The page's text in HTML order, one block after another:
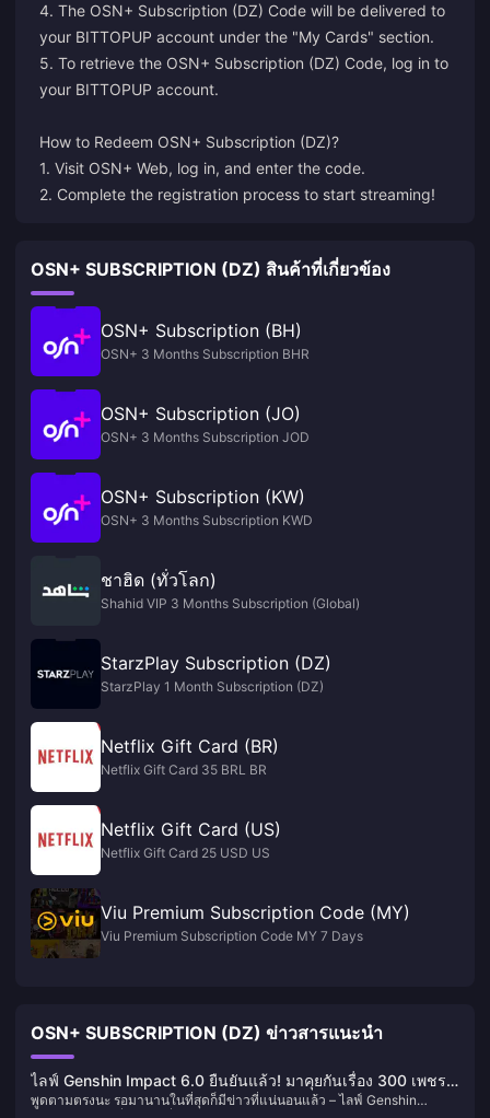
4. The OSN+ Subscription (DZ) Code will be delivered to
your BITTOPUP account under the "My Cards" section.
5. To retrieve the OSN+ Subscription (DZ) Code, log in to
your BITTOPUP account.
How to Redeem OSN+ Subscription (DZ)?
1. Visit OSN+ Web, log in, and enter the code.
2. Complete the registration process to start streaming!
OSN+ SUBSCRIPTION (DZ) สินค้าที่เกี่ยวข้อง
OSN+ Subscription (BH)
OSN+ 3 Months Subscription BHR
OSN+ Subscription (JO)
OSN+ 3 Months Subscription JOD
OSN+ Subscription (KW)
OSN+ 3 Months Subscription KWD
ชาฮิด (ทั่วโลก)
Shahid VIP 3 Months Subscription (Global)
StarzPlay Subscription (DZ)
StarzPlay 1 Month Subscription (DZ)
Netflix Gift Card (BR)
Netflix Gift Card 35 BRL BR
Netflix Gift Card (US)
Netflix Gift Card 25 USD US
Viu Premium Subscription Code (MY)
Viu Premium Subscription Code MY 7 Days
OSN+ SUBSCRIPTION (DZ) ข่าวสารแนะนำ
ไลฟ์ Genshin Impact 6.0 ยืนยันแล้ว! มาคุยกันเรื่อง 300 เพชร
และวันครบรอบกันเถอะ
พูดตามตรงนะ รอมานานในที่สุดก็มีข่าวที่แน่นอนแล้ว – ไลฟ์ Genshin